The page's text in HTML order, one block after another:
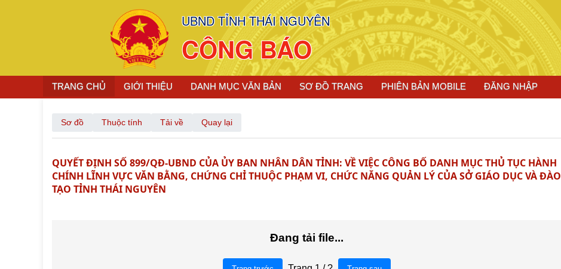
UBND TỈNH THÁI NGUYÊN
CÔNG BÁO
TRANG CHỦ GIỚI THIỆU DANH MỤC VĂN BẢN SƠ ĐỒ TRANG PHIÊN BẢN MOBILE ĐĂNG NHẬP
Sơ đồ Thuộc tính Tải về Quay lại
QUYẾT ĐỊNH SỐ 899/QĐ-UBND CỦA ỦY BAN NHÂN DÂN TỈNH: VỀ VIỆC CÔNG BỐ DANH MỤC THỦ TỤC HÀNH
CHÍNH LĨNH VỰC VĂN BẰNG, CHỨNG CHỈ THUỘC PHẠM VI, CHỨC NĂNG QUẢN LÝ CỦA SỞ GIÁO DỤC VÀ ĐÀO
TẠO TỈNH THÁI NGUYÊN